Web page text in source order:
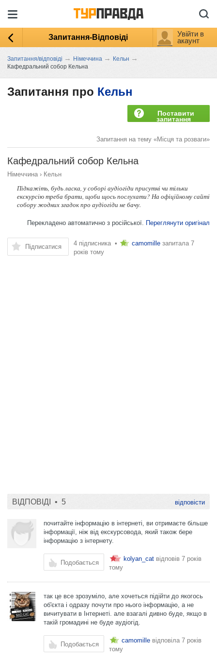
Запитання-Відповіді
Увійти в
акаунт
Запитання/відповіді → Німеччина → Кельн →
Кафедральний собор Кельна
Запитання про Кельн
Поставити
запитання
Запитання на тему «Місця та розваги»
Кафедральний собор Кельна
Німеччина › Кельн
Підкажіть, будь ласка, у соборі аудіогіди присутні чи тільки
екскурсію треба брати, щоби щось послухати? На офіційному сайті
собору жодних згадок про аудіогіди не бачу.
Перекладено автоматично з російської. Переглянути оригінал
Підписатися 4 підписника • camomille запитала 7
років тому
ВІДПОВІДІ • 5 відповісти
почитайте інформацію в інтернеті, ви отримаєте більше
інформації, ніж від екскурсовода, який також бере
інформацію з інтернету.
Подобається
kolyan_cat відповів 7 років
тому
так це все зрозуміло, але хочеться підійти до якогось
об'єкта і одразу почути про нього інформацію, а не
вичитувати в Інтернеті. але взагалі дивно буде, якщо в
такій громадині не буде аудіогід.
Подобається
camomille відповіла 7 років
тому